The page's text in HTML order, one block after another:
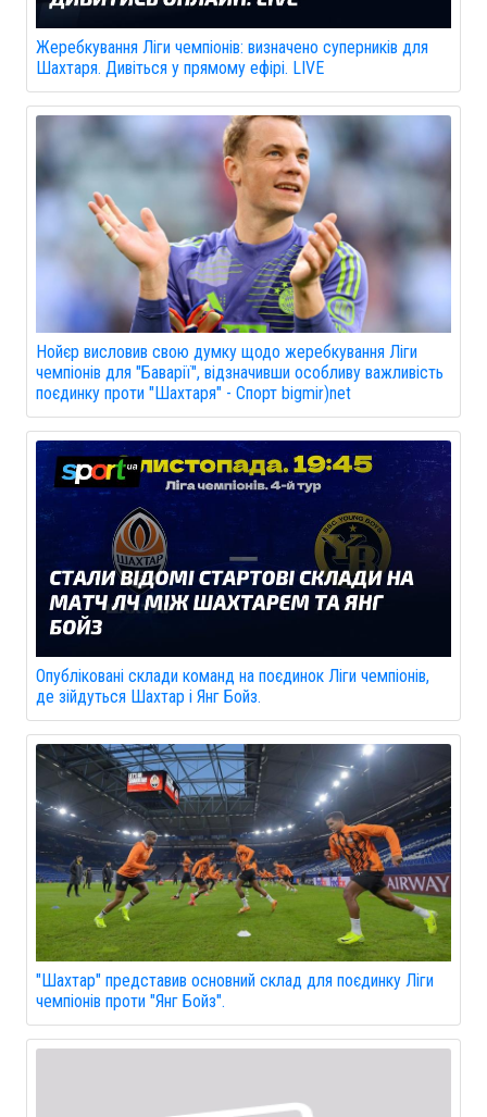
Жеребкування Ліги чемпіонів: визначено суперників для
Шахтаря. Дивіться у прямому ефірі. LIVE
Нойєр висловив свою думку щодо жеребкування Ліги
чемпіонів для "Баварії", відзначивши особливу важливість
поєдинку проти "Шахтаря" - Спорт bigmir)net
Опубліковані склади команд на поєдинок Ліги чемпіонів,
де зійдуться Шахтар і Янг Бойз.
"Шахтар" представив основний склад для поєдинку Ліги
чемпіонів проти "Янг Бойз".